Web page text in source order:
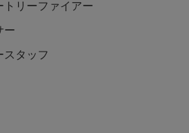
リーファイアー
ー
スタッフ